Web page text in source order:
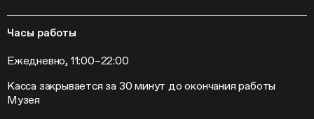
Часы работы
Ежедневно, 11:00–22:00
Касса закрывается за 30 минут до окончания работы
Музея